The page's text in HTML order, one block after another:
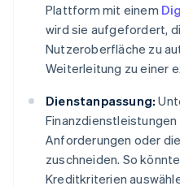
Plattform mit einem
wird sie aufgefordert,
Nutzeroberfläche zu
Weiterleitung zu einer
Dienstanpassung:
Anforderungen oder
zuschneiden. So
Kreditkriterien